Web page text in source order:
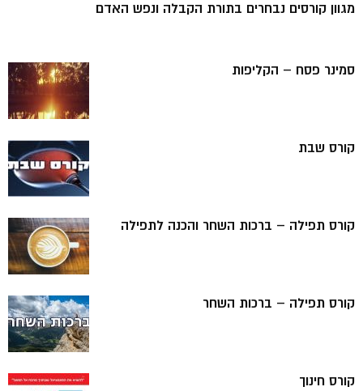
מגוון קורסים נבחרים בתורת הקבלה ונפש האדם
סמינר פסח – הקליפות
קורס שבת
קורס תפילה – ברכות השחר והכנה לתפילה
קורס תפילה – ברכות השחר
קורס חינוך